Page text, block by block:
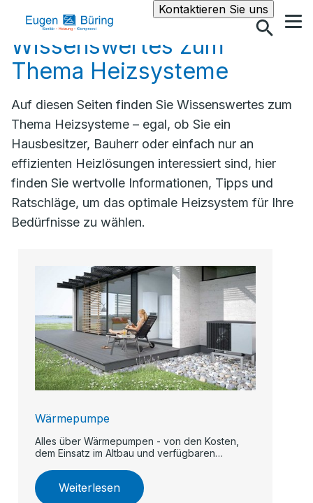
Kontaktieren Sie unsSuche
Wissenswertes zum
Thema Heizsysteme
Auf diesen Seiten finden Sie Wissenswertes zum
Thema Heizsysteme – egal, ob Sie ein
Hausbesitzer, Bauherr oder einfach nur an
effizienten Heizlösungen interessiert sind, hier
finden Sie wertvolle Informationen, Tipps und
Ratschläge, um das optimale Heizsystem für Ihre
Bedürfnisse zu wählen.
Wärmepumpe
Alles über Wärmepumpen - von den Kosten,
dem Einsatz im Altbau und verfügbaren
Weiterlesen